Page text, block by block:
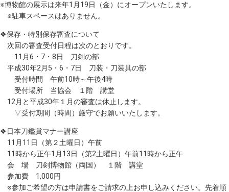
※博物館の展示は来年1月19日（金）にオープンいたします。
※駐車スペースはありません。
❖保存・特別保存審査について
次回の審査受付日程は次のとおりです。
11月6・7・8日 刀剣の部
平成30年2月5・6・7日 刀装・刀装具の部
受付時間 午前10時～午後4時
受付場所 当協会 １階 講堂
12月と平成30年１月の審査は休止します。
▽受付期間（時間）厳守でお願いいたします。
❖日本刀鑑賞マナー講座
11月11日（第２土曜日）午前
11時から正午1月13日（第2土曜日）午前11時から正午
会 場 刀剣博物館（両国） １階 講堂
参加費 1,000円
※参加ご希望の方は申請書をご請求の上お申し込みください。先着順